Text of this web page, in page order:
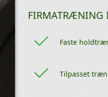
FIRMATRÆNING
Faste
Tilpasset